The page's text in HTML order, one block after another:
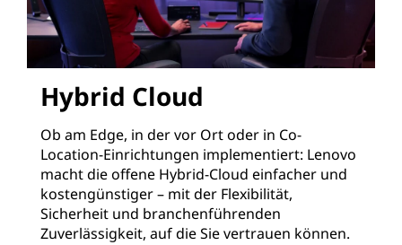
Hybrid Cloud
Ob am Edge, in der vor Ort oder in Co-
Location-Einrichtungen implementiert: Lenovo
macht die offene Hybrid-Cloud einfacher und
kostengünstiger – mit der Flexibilität,
Sicherheit und branchenführenden
Zuverlässigkeit, auf die Sie vertrauen können.